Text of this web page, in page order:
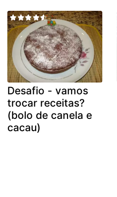
Desafio - vamos
trocar receitas?
(bolo de canela e
cacau)